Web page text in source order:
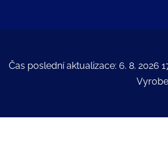
Čas poslední aktualizace: 6. 8. 2026